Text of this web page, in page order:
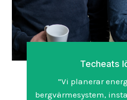
Techeats
”Vi planerar
bergvärmesystem,